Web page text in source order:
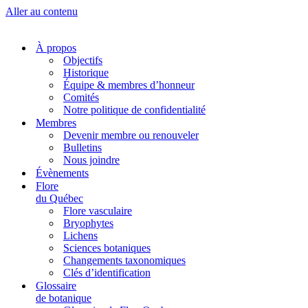
Aller au contenu
À propos
Objectifs
Historique
Équipe & membres d’honneur
Comités
Notre politique de confidentialité
Membres
Devenir membre ou renouveler
Bulletins
Nous joindre
Évènements
Flore
du Québec
Flore vasculaire
Bryophytes
Lichens
Sciences botaniques
Changements taxonomiques
Clés d’identification
Glossaire
de botanique